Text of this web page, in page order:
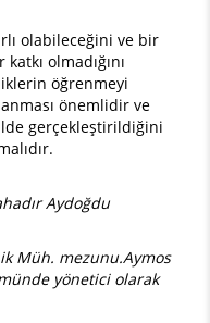
olabileceğini ve bir
olmadığını
öğrenmeyi
önemlidir ve
gerçekleştirildiğini
Aydoğdu
Müh. mezunu.Aymos
yönetici olarak